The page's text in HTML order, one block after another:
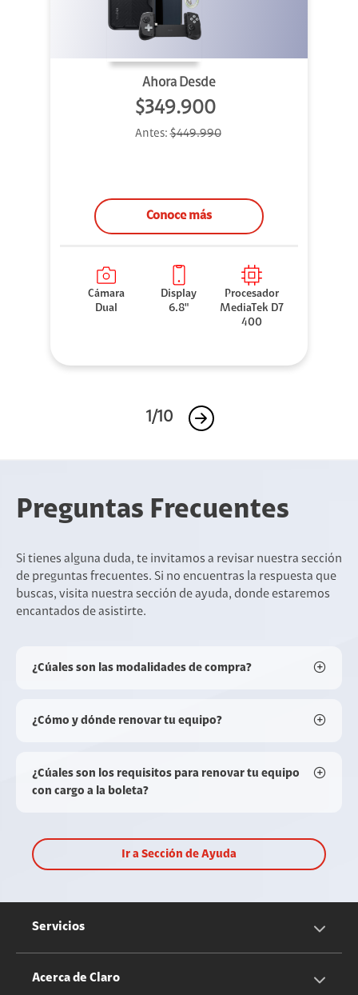
Ahora Desde
$349.900
Antes:$449.990
Conoce más
Cámara
Dual
Display
6.8"
Procesador
MediaTek D7
400
1/10
Preguntas Frecuentes
Si tienes alguna duda, te invitamos a revisar nuestra sección
de preguntas frecuentes. Si no encuentras la respuesta que
buscas, visita nuestra sección de ayuda, donde estaremos
encantados de asistirte.
¿Cúales son las modalidades de compra?
¿Cómo y dónde renovar tu equipo?
¿Cúales son los requisitos para renovar tu equipo
con cargo a la boleta?
Ir a Sección de Ayuda
Servicios
Servicios Móviles
Acerca de Claro